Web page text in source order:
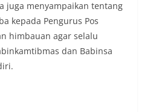
kepada seluruh
dan memasang
di depan rumah masing-
Ini adalah bentuk
bersama terhadap
yang telah merebut
juga menyampaikan tentang
kepada Pengurus Pos
himbauan agar selalu
dan Babinsa